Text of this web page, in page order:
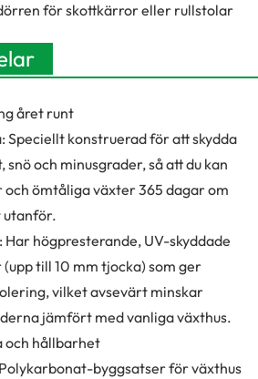
för skottkärror eller rullstolar
året runt
Speciellt konstruerad för att skydda
och minusgrader, så att du kan
ömtåliga växter 365 dagar om
utanför.
högpresterande, UV-skyddade
till 10 mm tjocka) som ger
vilket avsevärt minskar
jämfört med vanliga växthus.
och hållbarhet
byggsatser för växthus